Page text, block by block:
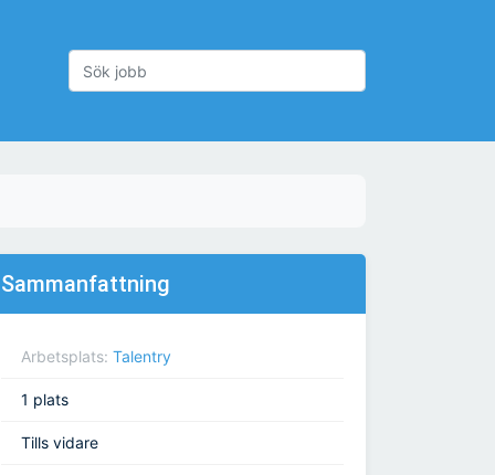
Sammanfattning
Arbetsplats: Talentry
1 plats
Tills vidare